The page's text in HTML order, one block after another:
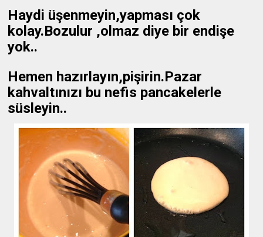
Haydi üşenmeyin,yapması çok
kolay.Bozulur ,olmaz diye bir endişe
yok..
Hemen hazırlayın,pişirin.Pazar
kahvaltınızı bu nefis pancakelerle
süsleyin..